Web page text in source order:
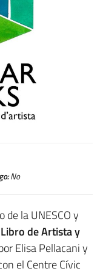
No
la UNESCO y
de Artista y
Elisa Pellacani y
el Centre Cívic